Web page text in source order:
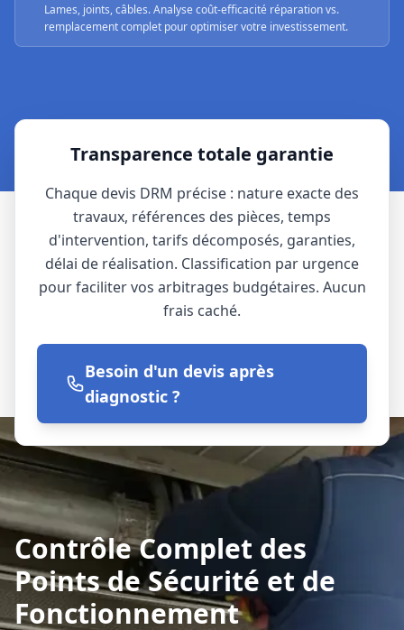
Lames, joints, câbles. Analyse coût-efficacité réparation vs.
remplacement complet pour optimiser votre investissement.
Transparence totale garantie
Chaque devis DRM précise : nature exacte des
travaux, références des pièces, temps
d'intervention, tarifs décomposés, garanties,
délai de réalisation. Classification par urgence
pour faciliter vos arbitrages budgétaires. Aucun
frais caché.
Besoin d'un devis après
diagnostic ?
Contrôle Complet des
Points de Sécurité et de
Fonctionnement